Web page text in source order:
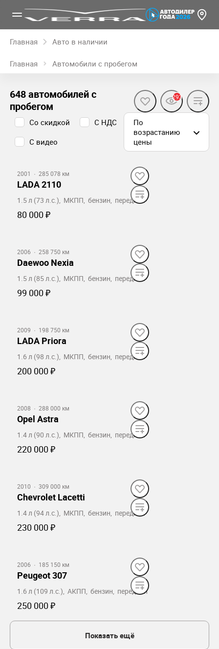
Главная Авто в наличии
Главная Автомобили с пробегом
648 автомобилей с
пробегом
293
Со скидкой
С НДС
С видео
По
возрастанию
цены
2001 · 285 078 км
LADA 2110
1.5 л (73 л.с.), МКПП, бензин, передний
80 000 ₽
2006 · 258 750 км
Daewoo Nexia
1.5 л (85 л.с.), МКПП, бензин, передний
99 000 ₽
2009 · 198 750 км
LADA Priora
1.6 л (98 л.с.), МКПП, бензин, передний
200 000 ₽
2008 · 288 000 км
Opel Astra
1.4 л (90 л.с.), МКПП, бензин, передний
220 000 ₽
2010 · 309 000 км
Chevrolet Lacetti
1.4 л (94 л.с.), МКПП, бензин, передний
230 000 ₽
2006 · 185 150 км
Peugeot 307
1.6 л (109 л.с.), АКПП, бензин, передний
250 000 ₽
Показать ещё